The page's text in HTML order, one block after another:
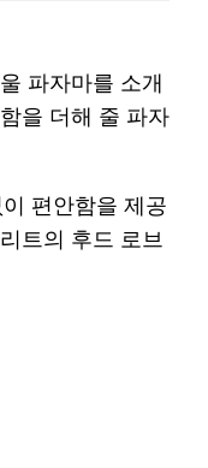
파자마를 소개
을 더해 줄 파자
편안함을 제공
트의 후드 로브